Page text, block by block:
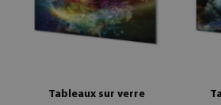
Tableaux sur verre